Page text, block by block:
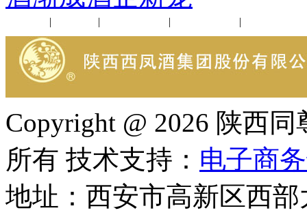
| | | |
Copyright @ 2026 陕西
所有 技术支持： 电子商
地址：西安市高新区西